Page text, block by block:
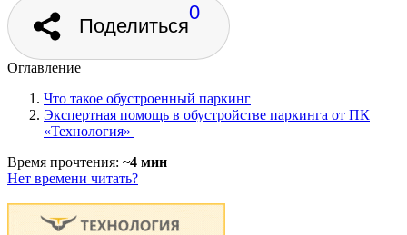
Поделиться
0
Оглавление
Что такое обустроенный паркинг
Экспертная помощь в обустройстве паркинга от ПК
«Технология»
Время прочтения: ~4 мин
Нет времени читать?